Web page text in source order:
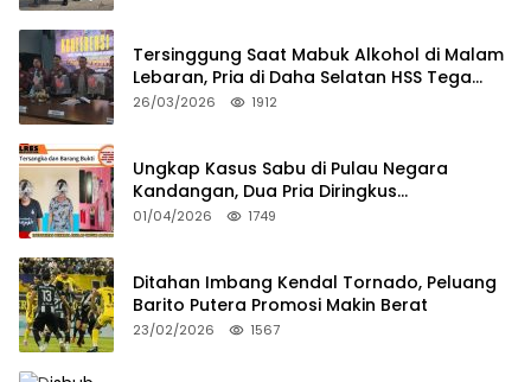
Tersinggung Saat Mabuk Alkohol di Malam
Lebaran, Pria di Daha Selatan HSS Tega
Tusuk Teman Sendiri
26/03/2026 1912
Ungkap Kasus Sabu di Pulau Negara
Kandangan, Dua Pria Diringkus
Satresnarkoba HSS
01/04/2026 1749
Ditahan Imbang Kendal Tornado, Peluang
Barito Putera Promosi Makin Berat
23/02/2026 1567